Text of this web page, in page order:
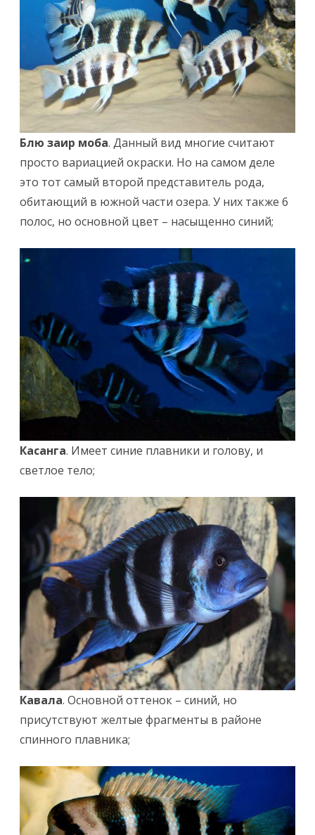
Блю заир моба. Данный вид многие считают
просто вариацией окраски. Но на самом деле
это тот самый второй представитель рода,
обитающий в южной части озера. У них также 6
полос, но основной цвет – насыщенно синий;
Касанга. Имеет синие плавники и голову, и
светлое тело;
Кавала. Основной оттенок – синий, но
присутствуют желтые фрагменты в районе
спинного плавника;